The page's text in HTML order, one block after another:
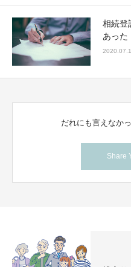
相続登
あった
だれにも言えなか
Share